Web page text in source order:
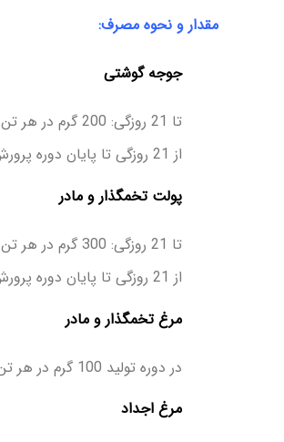
مقدار و نحوه مصرف:
جوجه گوشتی
تا 21 روزگی: 200 گرم در هر تن خوراک
از 21 روزگی تا پایان دوره پرورش: 100 گرم در هر تن خوراک
پولت تخم­گذار و مادر
تا 21 روزگی: 300 گرم در هر تن خوراک
از 21 روزگی تا پایان دوره پرورش: 200 گرم در هر تن خوراک
مرغ تخم­گذار و مادر
در دوره تولید 100 گرم در هر تن خوراک
مرغ اجداد